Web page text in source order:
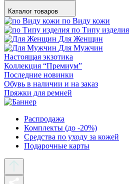
Каталог товаров
по Виду кожи
по Типу изделия
Для Женщин
Для Мужчин
Настоящая экзотика
Коллекция “Премиум”
Последние новинки
Обувь в наличии и на заказ
Пряжки для ремней
Распродажа
Комплекты (до -20%)
Средства по уходу за кожей
Подарочные карты